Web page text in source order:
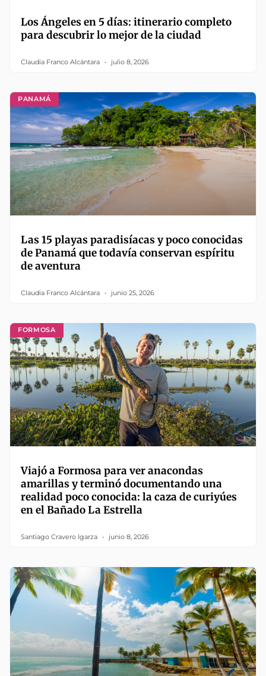
Los Ángeles en 5 días: itinerario completo
para descubrir lo mejor de la ciudad
Claudia Franco Alcántara julio 8, 2026
PANAMÁ
Las 15 playas paradisíacas y poco conocidas
de Panamá que todavía conservan espíritu
de aventura
Claudia Franco Alcántara junio 25, 2026
FORMOSA
Viajó a Formosa para ver anacondas
amarillas y terminó documentando una
realidad poco conocida: la caza de curiyúes
en el Bañado La Estrella
Santiago Cravero Igarza junio 8, 2026